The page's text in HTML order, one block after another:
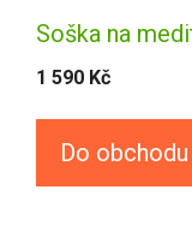
Soška na
1 590 Kč
Do obchodu